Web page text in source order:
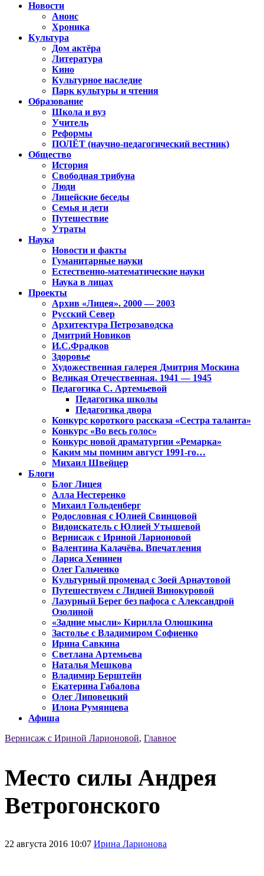
Новости
Анонс
Хроника
Культура
Дом актёра
Литература
Кино
Культурное наследие
Парк культуры и чтения
Образование
Школа и вуз
Учитель
Реформы
ПОЛЁТ (научно-педагогический вестник)
Общество
История
Свободная трибуна
Люди
Лицейские беседы
Семья и дети
Путешествие
Утраты
Наука
Новости и факты
Гуманитарные науки
Естественно-математические науки
Наука в лицах
Проекты
Архив «Лицея». 2000 — 2003
Русский Север
Архитектура Петрозаводска
Дмитрий Новиков
И.С.Фрадков
Здоровье
Художественная галерея Дмитрия Москина
Великая Отечественная. 1941 — 1945
Педагогика С. Артемьевой
Педагогика школы
Педагогика двора
Конкурс короткого рассказа «Сестра таланта»
Конкурс «Во весь голос»
Конкурс новой драматургии «Ремарка»
Каким мы помним август 1991-го…
Михаил Швейцер
Блоги
Блог Лицея
Алла Нестеренко
Михаил Гольденберг
Родословная с Юлией Свинцовой
Видоискатель с Юлией Утышевой
Вернисаж с Ириной Ларионовой
Валентина Калачёва. Впечатления
Лариса Хенинен
Олег Гальченко
Культурный променад с Зоей Арнаутовой
Путешествуем с Лидией Винокуровой
Лазурный Берег без пафоса с Александрой
Озолиной
«Задние мысли» Кирилла Олюшкина
Застолье с Владимиром Софиенко
Ирина Савкина
Светлана Артемьева
Наталья Мешкова
Владимир Берштейн
Екатерина Габалова
Олег Липовецкий
Илона Румянцева
Афиша
Вернисаж с Ириной Ларионовой, Главное
Место силы Андрея
Ветрогонского
22 августа 2016 10:07 Ирина Ларионова